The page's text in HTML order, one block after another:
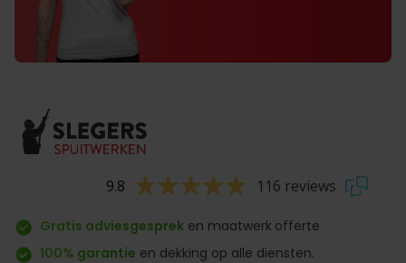
9.8 116 reviews
Gratis adviesgesprek en maatwerk offerte
100% garantie en dekking op alle diensten.